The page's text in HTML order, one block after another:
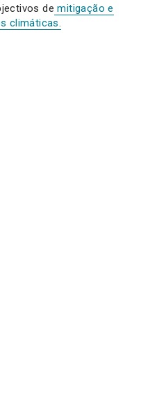
de mitigação e
climáticas.